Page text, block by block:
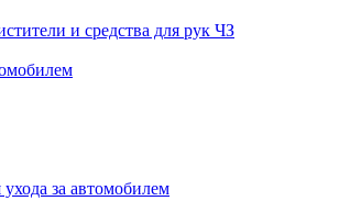
и средства для рук ЧЗ
за автомобилем